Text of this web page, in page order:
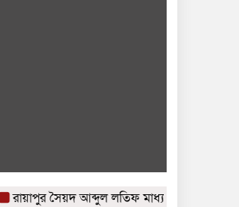
সৈয়দ আব্দুল লতিফ মাধ্যমিক বিদ্যালয়ের